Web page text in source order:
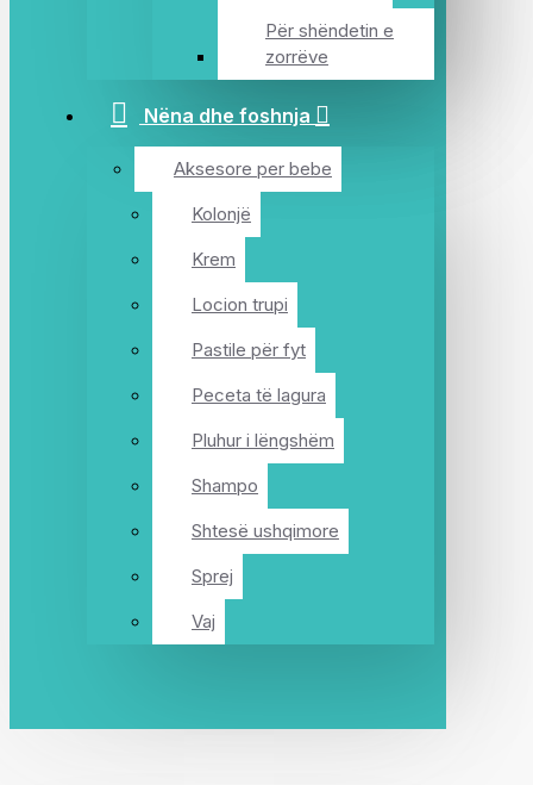
Për shëndetin e
zorrëve
Nëna dhe foshnja
Aksesore per bebe
Kolonjë
Krem
Locion trupi
Pastile për fyt
Peceta të lagura
Pluhur i lëngshëm
Shampo
Shtesë ushqimore
Sprej
Vaj